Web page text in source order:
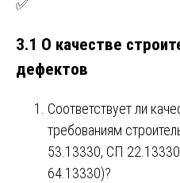
✅
3.1 О качестве
дефектов
Соответствует ли
требованиям
53.13330, СП
64.13330)?